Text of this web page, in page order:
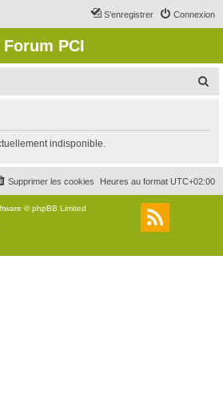
Connexion
S’enregistrer
Forum PCI
r
c
r
indisponible.
Heures au format UTC+02:00
Supprimer les cookies
© phpBB Limited